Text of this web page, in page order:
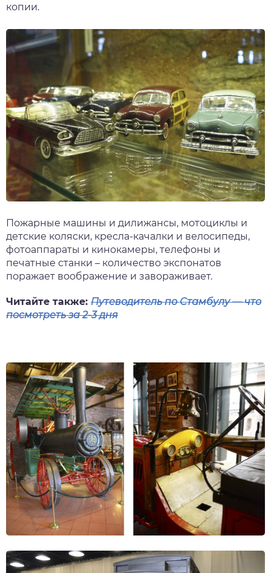
копии.
Пожарные машины и дилижансы, мотоциклы и
детские коляски, кресла-качалки и велосипеды,
фотоаппараты и кинокамеры, телефоны и
печатные станки – количество экспонатов
поражает воображение и завораживает.
Читайте также: Путеводитель по Стамбулу — что
посмотреть за 2-3 дня